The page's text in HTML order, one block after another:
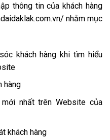
thông tin của khách hàng
nhằm mục
khách hàng khi tìm hiểu
hàng
nhất trên Website của
khách hàng